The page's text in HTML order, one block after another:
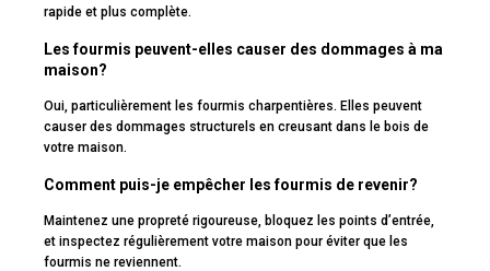
rapide et plus complète.
Les fourmis peuvent-elles causer des dommages à ma
maison?
Oui, particulièrement les fourmis charpentières. Elles peuvent
causer des dommages structurels en creusant dans le bois de
votre maison.
Comment puis-je empêcher les fourmis de revenir?
Maintenez une propreté rigoureuse, bloquez les points d’entrée,
et inspectez régulièrement votre maison pour éviter que les
fourmis ne reviennent.